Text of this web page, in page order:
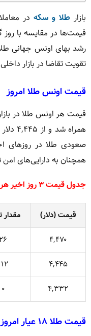
بازار طلا و سکه در
قیمت‌ها در مقایسه با
رشد بهای اونس جهانی طلا
تقویت تقاضا در بازار
قیمت اونس طلا امروز
صعودی طلا در روزهای
همچنان به دارایی‌های امن
جدول قیمت ۳ روز اخیر هر اونس طلا
قیمت (دلار) مقدار
۴,۴۷۰
۲۶
۴,۴۴۵
۴,۳۳۲
۰
قیمت طلا ۱۸ عیار امروز